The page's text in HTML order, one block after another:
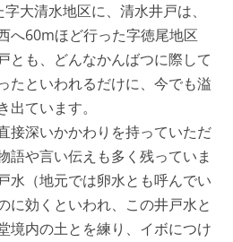
大清水地区に、清水井戸は、
へ60mほど行った字徳尾地区
とも、どんなかんばつに際して
たといわれるだけに、今でも溢
ています。
接深いかかわりを持っていただ
語や言い伝えも多く残っていま
水（地元では卵水とも呼んでい
に効くといわれ、この井戸水と
境内の土とを練り、イボにつけ